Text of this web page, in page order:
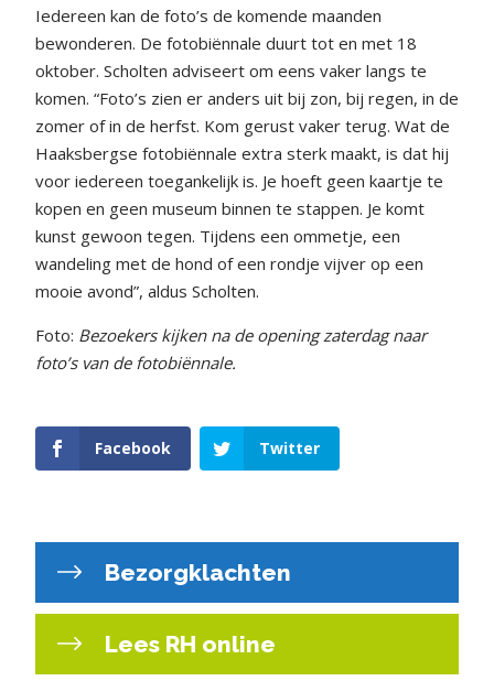
Iedereen kan de foto’s de komende maanden
bewonderen. De fotobiënnale duurt tot en met 18
oktober. Scholten adviseert om eens vaker langs te
komen. “Foto’s zien er anders uit bij zon, bij regen, in de
zomer of in de herfst. Kom gerust vaker terug. Wat de
Haaksbergse fotobiënnale extra sterk maakt, is dat hij
voor iedereen toegankelijk is. Je hoeft geen kaartje te
kopen en geen museum binnen te stappen. Je komt
kunst gewoon tegen. Tijdens een ommetje, een
wandeling met de hond of een rondje vijver op een
mooie avond”, aldus Scholten.
Foto: Bezoekers kijken na de opening zaterdag naar
foto’s van de fotobiënnale.
Facebook Twitter
Bezorgklachten
Lees RH online